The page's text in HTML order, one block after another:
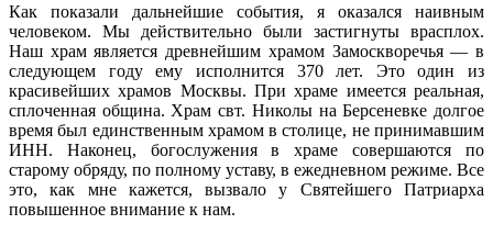
Как показали дальнейшие события, я оказался наивным
человеком. Мы действительно были застигнуты врасплох.
Наш храм является древнейшим храмом Замоскворечья — в
следующем году ему исполнится 370 лет. Это один из
красивейших храмов Москвы. При храме имеется реальная,
сплоченная община. Храм свт. Николы на Берсеневке долгое
время был единственным храмом в столице, не принимавшим
ИНН. Наконец, богослужения в храме совершаются по
старому обряду, по полному уставу, в ежедневном режиме. Все
это, как мне кажется, вызвало у Святейшего Патриарха
повышенное внимание к нам.